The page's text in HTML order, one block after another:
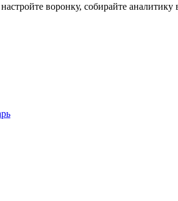
воронку, собирайте аналитику